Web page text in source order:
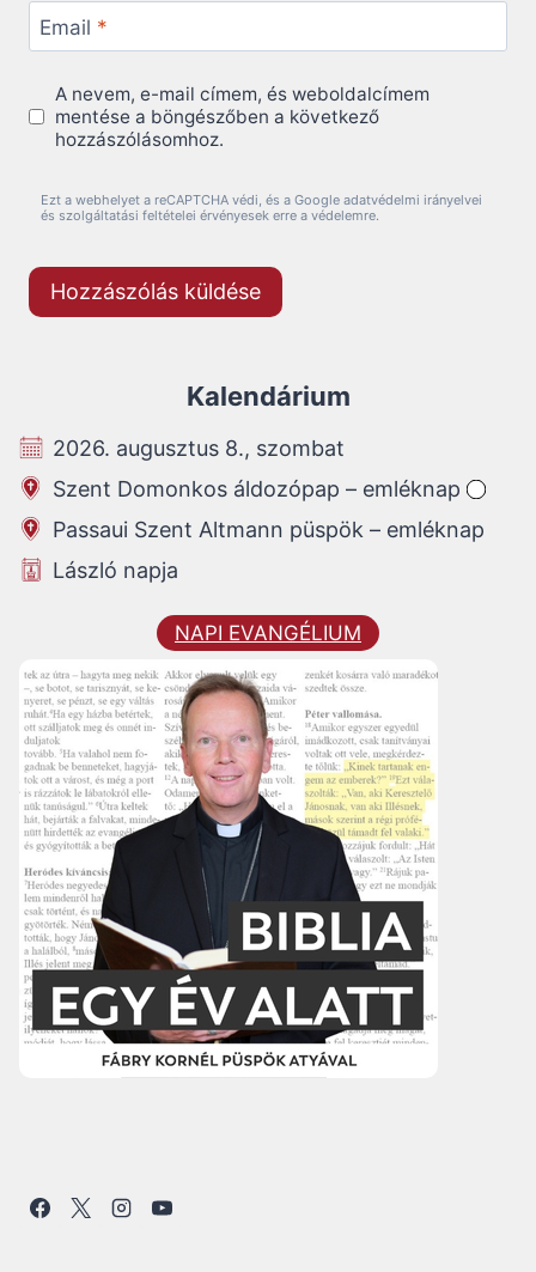
Email *
A nevem, e-mail címem, és weboldalcímem
mentése a böngészőben a következő
hozzászólásomhoz.
Ezt a webhelyet a reCAPTCHA védi, és a Google adatvédelmi irányelvei
és szolgáltatási feltételei érvényesek erre a védelemre.
Kalendárium
2026. augusztus 8., szombat
Szent Domonkos áldozópap – emléknap
Passaui Szent Altmann püspök – emléknap
László napja
NAPI EVANGÉLIUM